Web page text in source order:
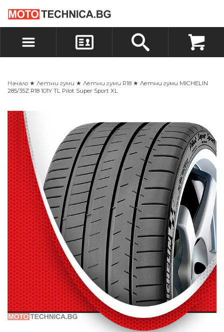
ВХОД
БЪРЗА ПОРЪЧКА ПОРЪЧКА
Начало ★ Летни гуми ★ Летни гуми R18 ★ Летни гуми MICHELIN
285/35Z R18 101Y TL Pilot Super Sport XL